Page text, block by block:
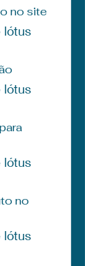
no site
lótus
lótus
lótus
no
lótus